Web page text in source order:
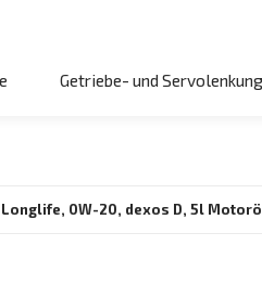
Getriebe- und
0W-20, dexos D, 5l